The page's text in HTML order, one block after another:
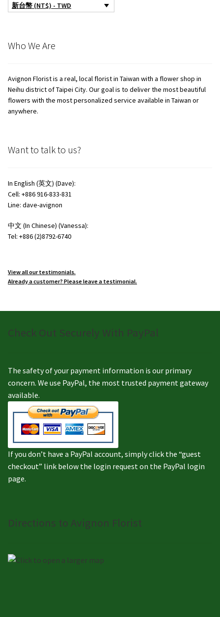
新台幣 (NT$) - TWD
Who We Are
Avignon Florist is a real, local florist in Taiwan with a flower shop in
Neihu district of Taipei City. Our goal is to deliver the most beautiful
flowers with the most personalized service available in Taiwan or
anywhere.
Want to talk to us?
In English (英文) (Dave):
Cell: +886 916-833-831
Line: dave-avignon
中文 (In Chinese) (Vanessa):
Tel: +886 (2)8792-6740
View all our testimonials.
Already a customer? Please leave a testimonial.
Check Out Securely With PayPal
The safety of your payment information is our primary
concern. We use PayPal, the most trusted payment gateway
available.
If you don’t have a PayPal account, simply click the “guest
checkout” link below the login request on the PayPal login
page.
Directions to Avignon Florist